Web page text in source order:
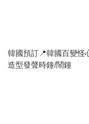
韓國預訂📍韓國百變怪
造型發聲時鐘/鬧鐘